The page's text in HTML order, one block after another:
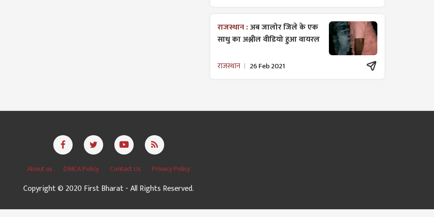
राजस्थान :अब जालोर जिले के एक
साधु का अश्लील वीडियो हुआ वायरल
राजस्थान 26 Feb 2021
About us DMCA Policy Contact Us Privacy Policy
Copyright © 2020 First Bharat - All Rights Reserved.